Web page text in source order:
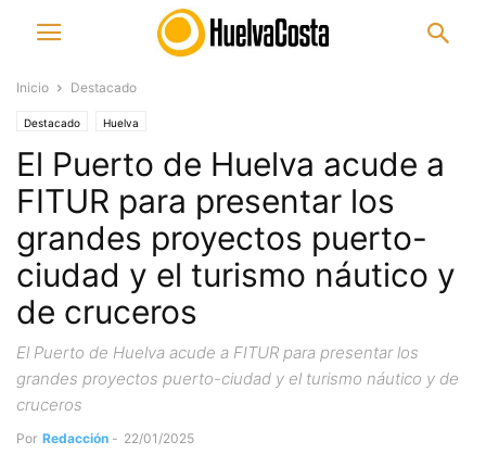
Inicio Destacado
Destacado Huelva
El Puerto de Huelva acude a
FITUR para presentar los
grandes proyectos puerto-
ciudad y el turismo náutico y
de cruceros
El Puerto de Huelva acude a FITUR para presentar los
grandes proyectos puerto-ciudad y el turismo náutico y de
cruceros
Por Redacción - 22/01/2025